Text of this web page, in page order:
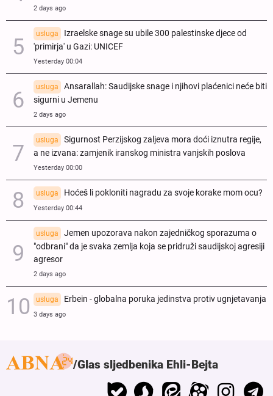
2 days ago
usluga
Izraelske snage su ubile 300 palestinske djece od
'primirja' u Gazi: UNICEF
Yesterday 00:04
usluga
Ansarallah: Saudijske snage i njihovi plaćenici neće biti
sigurni u Jemenu
2 days ago
usluga
Sigurnost Perzijskog zaljeva mora doći iznutra regije,
a ne izvana: zamjenik iranskog ministra vanjskih poslova
Yesterday 00:00
usluga Hoćeš li pokloniti nagradu za svoje korake mom ocu?
Yesterday 00:44
usluga
Jemen upozorava nakon zajedničkog sporazuma o
"odbrani" da je svaka zemlja koja se pridruži saudijskoj agresiji
agresor
2 days ago
usluga Erbein - globalna poruka jedinstva protiv ugnjetavanja
3 days ago
Glas sljedbenika Ehli-Bejta